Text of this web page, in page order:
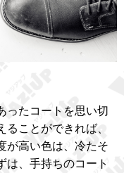
ったコートを思い切
ことができれば、
が高い色は、冷たそ
は、手持ちのコート